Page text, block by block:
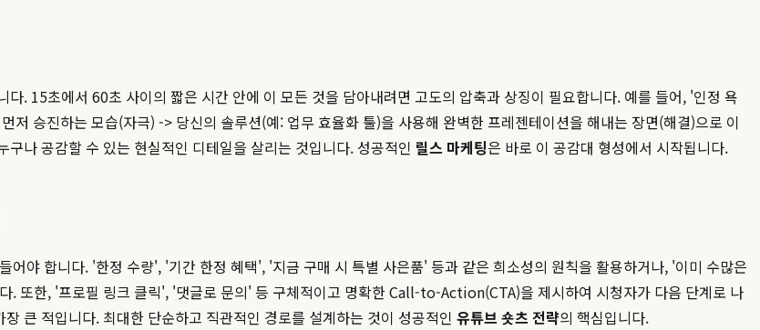
. 15초에서 60초 사이의 짧은 시간 안에 이 모든 것을 담아내려면 고도의 압축과 상징이 필요합니다. 예를 들어, '인정 욕
승진하는 모습(자극) -> 당신의 솔루션(예: 업무 효율화 툴)을 사용해 완벽한 프레젠테이션을 해내는 장면(해결)으로 이
나 공감할 수 있는 현실적인 디테일을 살리는 것입니다. 성공적인 릴스 마케팅은 바로 이 공감대 형성에서 시작됩니다.
어야 합니다. '한정 수량', '기간 한정 혜택', '지금 구매 시 특별 사은품' 등과 같은 희소성의 원칙을 활용하거나, '이미 수많은
. 또한, '프로필 링크 클릭', '댓글로 문의' 등 구체적이고 명확한 Call-to-Action(CTA)을 제시하여 시청자가 다음 단계로 나
큰 적입니다. 최대한 단순하고 직관적인 경로를 설계하는 것이 성공적인 유튜브 숏츠 전략의 핵심입니다.